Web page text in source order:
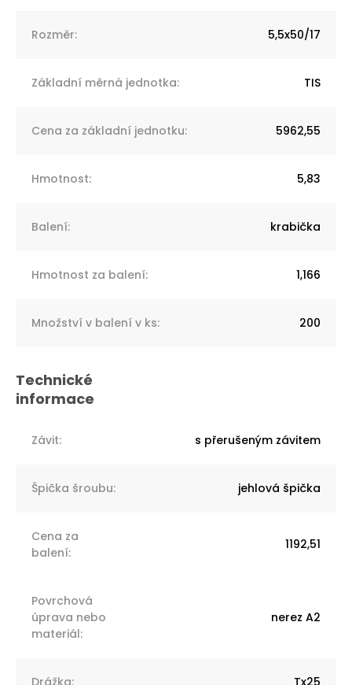
Rozměr: 5,5x50/17
Základní měrná jednotka: TIS
Cena za základní jednotku: 5962,55
Hmotnost: 5,83
Balení: krabička
Hmotnost za balení: 1,166
Množství v balení v ks: 200
Závit: s přerušeným závitem
Špička šroubu: jehlová špička
Cena za
balení:
1192,51
Povrchová
úprava nebo
materiál:
nerez A2
Drážka: Tx25